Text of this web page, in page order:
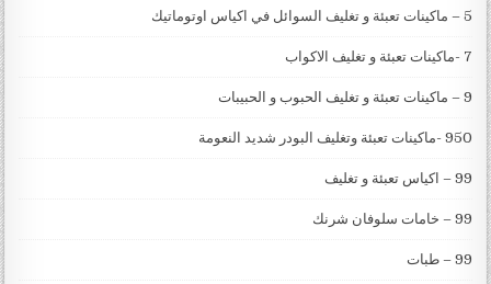
5 – ماكينات تعبئة و تغليف السوائل في اكياس اوتوماتيك
7 -ماكينات تعبئة و تغليف الاكواب
9 – ماكينات تعبئة و تغليف الحبوب و الحبيبات
950 -ماكينات تعبئة وتغليف البودر شديد النعومة
99 – اكياس تعبئة و تغليف
99 – خامات سلوفان شرنك
99 – طبات